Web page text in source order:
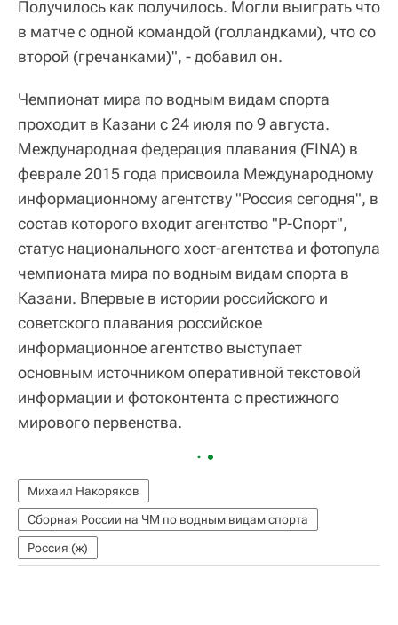
Получилось как получилось. Могли выиграть что
в матче с одной командой (голландками), что со
второй (гречанками)", - добавил он.
Чемпионат мира по водным видам спорта
проходит в Казани с 24 июля по 9 августа.
Международная федерация плавания (FINA) в
феврале 2015 года присвоила Международному
информационному агентству "Россия сегодня", в
состав которого входит агентство "Р-Спорт",
статус национального хост-агентства и фотопула
чемпионата мира по водным видам спорта в
Казани. Впервые в истории российского и
советского плавания российское
информационное агентство выступает
основным источником оперативной текстовой
информации и фотоконтента с престижного
мирового первенства.
Михаил Накоряков
Сборная России на ЧМ по водным видам спорта
Россия (ж)